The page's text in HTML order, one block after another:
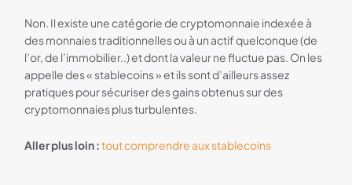
Non. Il existe une catégorie de cryptomonnaie indexée à
des monnaies traditionnelles ou à un actif quelconque (de
l’or, de l’immobilier..) et dont la valeur ne fluctue pas. On les
appelle des « stablecoins » et ils sont d’ailleurs assez
pratiques pour sécuriser des gains obtenus sur des
cryptomonnaies plus turbulentes.
Aller plus loin :tout comprendre aux stablecoins